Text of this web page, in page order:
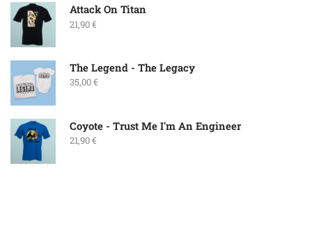
Attack On Titan
21,90€
The Legend - The Legacy
35,00€
Coyote - Trust Me I'm An Engineer
21,90€